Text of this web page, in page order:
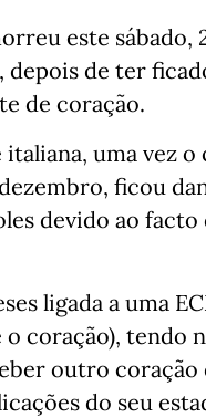
este sábado,
depois de ter
de coração.
uma vez
ficou
devido ao
ligada a uma
coração), tendo
outro
do seu